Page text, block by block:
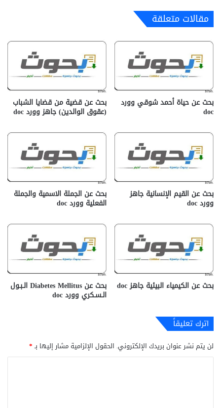
مقالات متعلقة
بحث عن حياة أحمد شوقي وورد
doc
بحث عن قضية من قضايا الشباب
(عقوق الوالدين) جاهز وورد doc
بحث عن القيم الإنسانية جاهز
وورد doc
بحث عن الجملة الاسمية والجملة
الفعلية وورد doc
بحث عن الكيمياء البيئية جاهز doc‎ بحث عن Diabetes Mellitus الـبـول
الـسـكري وورد doc
اترك تعليقاً
لن يتم نشر عنوان بريدك الإلكتروني. الحقول الإلزامية مشار إليها بـ*